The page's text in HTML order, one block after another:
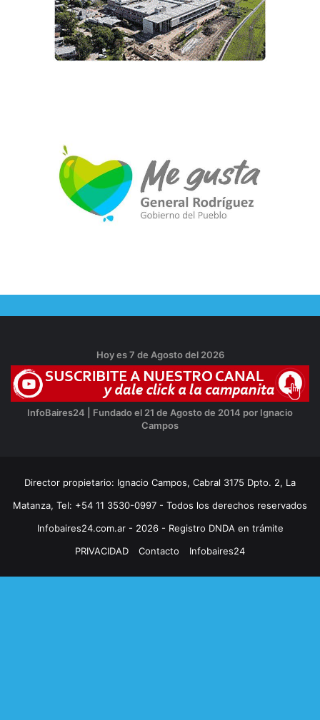
Hoy es 7 de Agosto del 2026
InfoBaires24 | Fundado el 21 de Agosto de 2014 por Ignacio
Campos
Director propietario: Ignacio Campos, Cabral 3175 Dpto. 2, La
Matanza, Tel: +54 11 3530-0997 - Todos los derechos reservados
Infobaires24.com.ar - 2026 - Registro DNDA en trámite
PRIVACIDAD
Contacto Infobaires24